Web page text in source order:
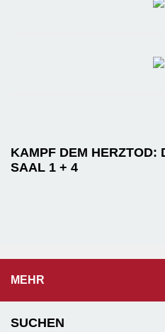
KAMPF DEM HERZTOD:
SAAL 1 + 4
MEHR
SUCHEN